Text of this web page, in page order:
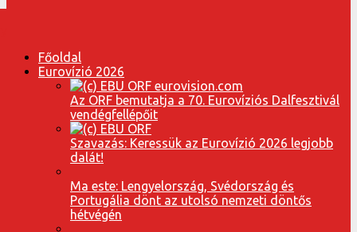
Főoldal
Eurovízió 2026
Az ORF bemutatja a 70. Eurovíziós Dalfesztivál
vendégfellépőit
Szavazás: Keressük az Eurovízió 2026 legjobb
dalát!
Ma este: Lengyelország, Svédország és
Portugália dönt az utolsó nemzeti döntős
hétvégén